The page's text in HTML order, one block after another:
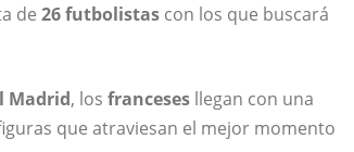
de 26 futbolistas con los que buscará
Madrid, los franceses llegan con una
que atraviesan el mejor momento